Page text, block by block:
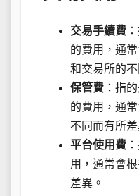
交易手續費
的費用，通
和交易所的
保管費 ：指
的費用，通
不同而有所差
平台使用費
用，通常會
差異。